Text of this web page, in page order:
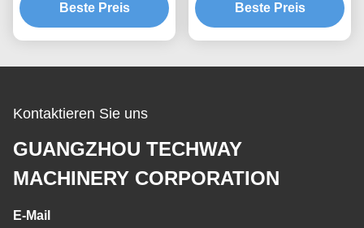
MLP4200
Beste Preis
Beste Preis
Kontaktieren Sie uns
GUANGZHOU TECHWAY
MACHINERY CORPORATION
E-Mail